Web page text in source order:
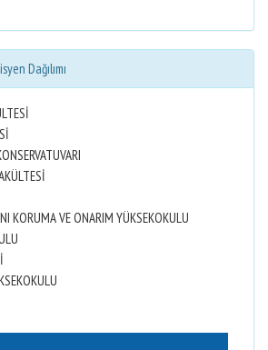
Dağılımı
KORUMA VE ONARIM YÜKSEKOKULU